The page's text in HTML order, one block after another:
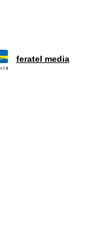
feratel media